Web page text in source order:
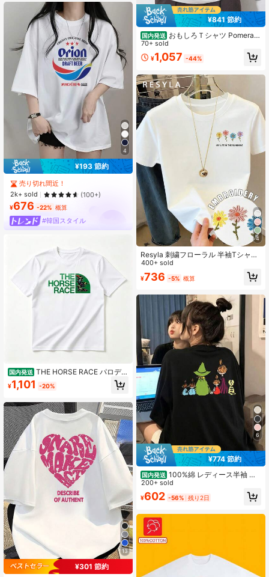
4
¥193 節約
売り切れ間近！
2k+ sold
(100+)
¥676 -22% 概算
#韓国スタイル
国内発送 THE HORSE RACE パロディ
Tシャツ - ユニークな競馬デザイン、
綿100%・通気性抜群、柔らかい肌触
ゼント、誕生日・記念日・ギフトに
最適
¥1,101 -20%
13
¥301 節約
¥841 節約
国内発送 おもしろＴシャツ Pomerani
an ポメラニアン ジャンプ ユニーク
パロディ 面白い 服 ふざけ ウケ狙い
愛犬家 半袖クルーネックTシャツ 10
レディース ユニセックス 国内発送
70+ sold
¥1,057 -44%
4
Resyla 刺繍フローラル 半袖Tシャ
ツ、夏Tシャツ、カジュアル レディ
ーストップス、アエステティック T
シャツ、刺繍趣味家への贈り物
400+ sold
¥736 -5% 概算
6
¥774 節約
国内発送 100%綿 レディース半袖 夏
の新作プリントTシャツ カップル ゆ
ったりカジュアル丸首トップス
200+ sold
¥602 -56% 残り2日